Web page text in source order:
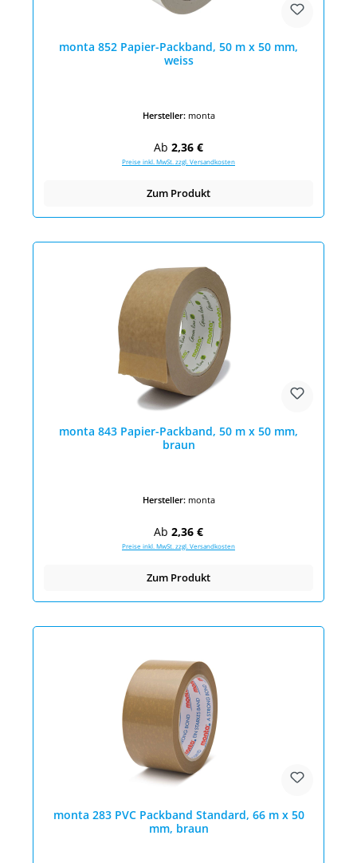
monta 852 Papier-Packband, 50 m x 50 mm,
weiss
Hersteller: monta
Regulärer Preis:
Ab 2,36 €
Preise inkl. MwSt. zzgl. Versandkosten
Zum Produkt
monta 843 Papier-Packband, 50 m x 50 mm,
braun
Hersteller: monta
Regulärer Preis:
Ab 2,36 €
Preise inkl. MwSt. zzgl. Versandkosten
Zum Produkt
monta 283 PVC Packband Standard, 66 m x 50
mm, braun